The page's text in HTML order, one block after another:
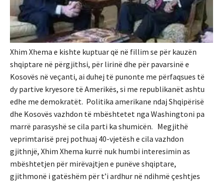
Xhim Xhema e kishte kuptuar që në fillim se për kauzën
shqiptare në përgjithsi, për lirinë dhe për pavarsinë e
Kosovës në veçanti, ai duhej të punonte me përfaqsues të
dy partive kryesore të Amerikës, si me republikanët ashtu
edhe me demokratët. Politika amerikane ndaj Shqipërisë
dhe Kosovës vazhdon të mbështetet nga Washingtoni pa
marrë parasyshë se cila parti ka shumicën. Megjithë
veprimtarisë prej pothuaj 40-vjetësh e cila vazhdon
gjithnjë, Xhim Xhema kurrë nuk humbi interesimin as
mbështetjen për mirëvajtjen e punëve shqiptare,
gjithmonë i gatëshëm për t’i ardhur në ndihmë çeshtjes